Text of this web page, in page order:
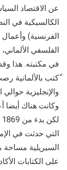
عن الاقتصاد
الكالسيكية في
الفرنسية)
الفلسفي
في مكتبته. هذا
ّكتب بالألمانية
والإنجليزية
وكانت هناك أيضا
التي حدثت في
السيريلية
على الكتابات